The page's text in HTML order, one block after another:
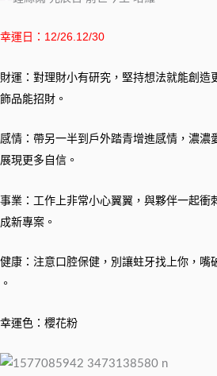
幸運日：12/26.12/30
財運：對理財小有研究，堅持想法就能創造
飾品能招財。
感情：帶另一半到戶外踏青增進感情，濃濃
展現更多自信。
事業：工作上非常小心翼翼，與夥伴一起衝
成新專案。
健康：注意口腔保健，別讓蛀牙找上你，嘴
。
幸運色：櫻花粉